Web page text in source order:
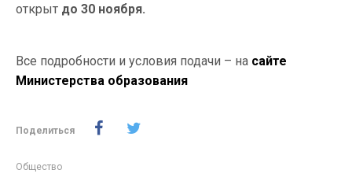
открыт до 30 ноября.
Все подробности и условия подачи – на сайте
Министерства образования
Поделиться
Общество